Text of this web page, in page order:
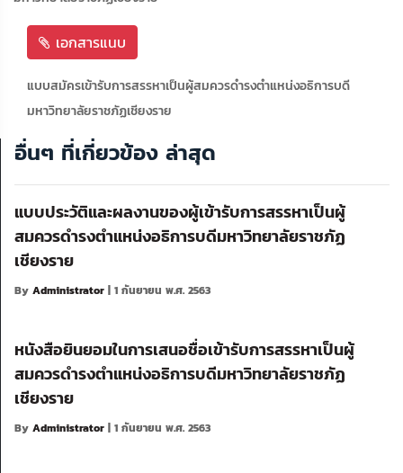
เอกสารแนบ
แบบสมัครเข้ารับการสรรหาเป็นผู้สมควรดำรงตำแหน่งอธิการบดี
มหาวิทยาลัยราชภัฏเชียงราย
อื่นๆ ที่เกี่ยวข้อง ล่าสุด
แบบประวัติและผลงานของผู้เข้ารับการสรรหาเป็นผู้
สมควรดำรงตำแหน่งอธิการบดีมหาวิทยาลัยราชภัฏ
เชียงราย
By Administrator | 1 กันยายน พ.ศ. 2563
หนังสือยินยอมในการเสนอชื่อเข้ารับการสรรหาเป็นผู้
สมควรดำรงตำแหน่งอธิการบดีมหาวิทยาลัยราชภัฏ
เชียงราย
By Administrator | 1 กันยายน พ.ศ. 2563